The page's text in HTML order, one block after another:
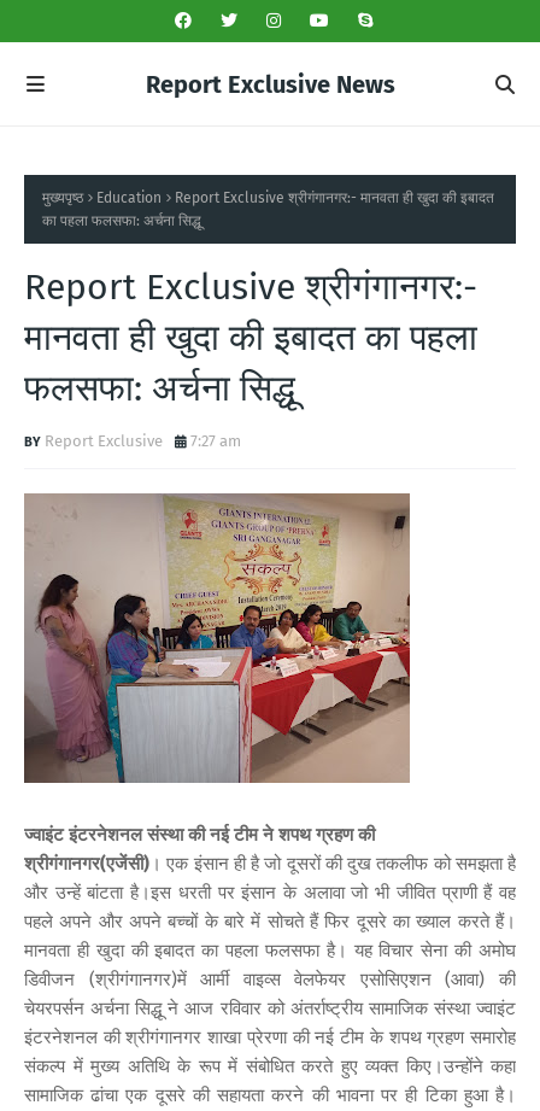
Report Exclusive News
मुख्यपृष्ठ Education
Report Exclusive श्रीगंगानगर:- मानवता ही खुदा की इबादत
का पहला फलसफा: अर्चना सिद्धू
Report Exclusive श्रीगंगानगर:-
मानवता ही खुदा की इबादत का पहला
फलसफा: अर्चना सिद्धू
Report Exclusive 7:27 am
ज्वाइंट इंटरनेशनल संस्था की नई टीम ने शपथ ग्रहण की
श्रीगंगानगर(एजेंसी) । एक इंसान ही है जो दूसरों की दुख तकलीफ को समझता है
और उन्हें बांटता है।इस धरती पर इंसान के अलावा जो भी जीवित प्राणी हैं वह
पहले अपने और अपने बच्चों के बारे में सोचते हैं फिर दूसरे का ख्याल करते हैं।
मानवता ही खुदा की इबादत का पहला फलसफा है। यह विचार सेना की अमोघ
डिवीजन (श्रीगंगानगर)में आर्मी वाइव्स वेलफेयर एसोसिएशन (आवा) की
चेयरपर्सन अर्चना सिद्धू ने आज रविवार को अंतर्राष्ट्रीय सामाजिक संस्था ज्वाइंट
इंटरनेशनल की श्रीगंगानगर शाखा प्रेरणा की नई टीम के शपथ ग्रहण समारोह
संकल्प में मुख्य अतिथि के रूप में संबोधित करते हुए व्यक्त किए।उन्होंने कहा
सामाजिक ढांचा एक दूसरे की सहायता करने की भावना पर ही टिका हुआ है।